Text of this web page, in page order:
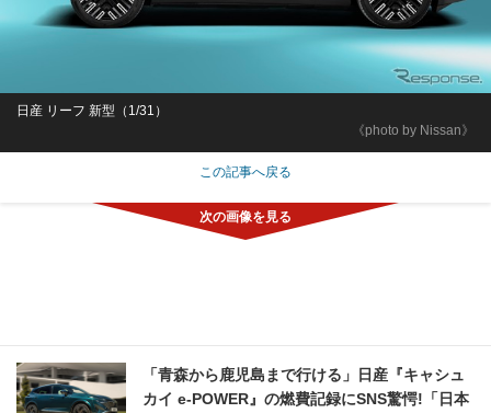
《photo by Nissan》
日産 リーフ 新型（1/31）
この記事へ戻る
「青森から鹿児島まで行ける」日産『キャシュ
カイ e-POWER』の燃費記録にSNS驚愕!「日本